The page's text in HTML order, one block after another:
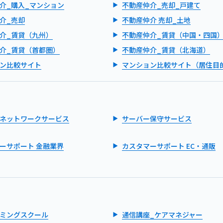
_購入_マンション
不動産仲介_売却_戸建て
_売却
不動産仲介 売却_土地
_賃貸（九州）
不動産仲介_賃貸（中国・四国
_賃貸（首都圏）
不動産仲介_賃貸（北海道）
比較サイト
マンション比較サイト（居住目
ットワークサービス サーバー保守サービス
サポート 金融業界 カスタマーサポート EC・通販
ングスクール 通信講座_ケアマネジャー